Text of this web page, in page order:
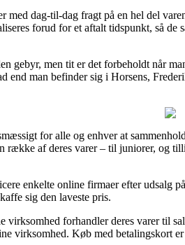
med dag-til-dag fragt på en hel del
forud for et aftalt tidspunkt, så
gebyr, men tit er det forbeholdt når
end man befinder sig i Horsens,
for alle og enhver at
række af deres varer – til juniorer, og
enkelte online firmaer efter
sig den laveste pris.
forhandler deres varer til
virksomhed. Køb med betalingskort